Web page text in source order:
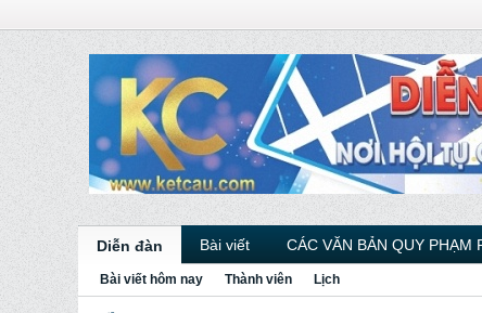
Diễn đàn Bài viết CÁC VĂN BẢN QUY PHẠM
Bài viết hôm nay Thành viên Lịch